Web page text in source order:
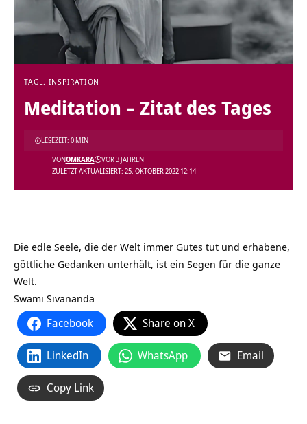
TÄGL. INSPIRATION
Meditation – Zitat des Tages
ZULETZT AKTUALISIERT: 25. OKTOBER 2022 12:14
VONOMKARA VOR 3 JAHREN
LESEZEIT: 0 MIN
Die edle Seele, die der Welt immer Gutes tut und erhabene,
göttliche Gedanken unterhält, ist ein Segen für die ganze
Welt.
Swami Sivananda
Facebook Share on X
LinkedIn WhatsApp Email
Copy Link